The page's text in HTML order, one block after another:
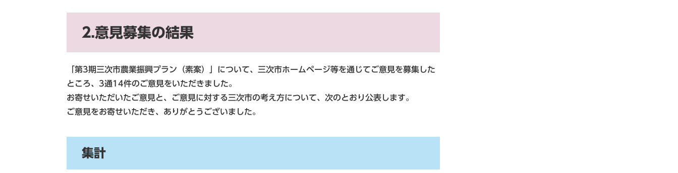
2.意見募集の結果
「第3期三次市農業振興プラン（素案）」について、三次市ホームページ等を通じてご意見を募集した
ところ、3通14件のご意見をいただきました。
お寄せいただいたご意見と、ご意見に対する三次市の考え方について、次のとおり公表します。
ご意見をお寄せいただき、ありがとうございました。
集計